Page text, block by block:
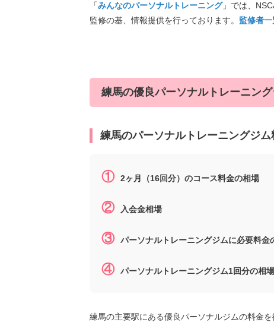
「みんなのパーソナルトレーニング」では、
監修の基、情報提供を行っております。 監修者一
練馬の優良パーソナルトレーニン
練馬のパーソナルトレーニングジム
① 2ヶ月（16回分）のコース料金の相場
② 入会金相場
③ パーソナルトレーニングジムに必要料金
④ パーソナルトレーニングジム1回分の相場
練馬の主要駅にある優良パーソナルジムの料金